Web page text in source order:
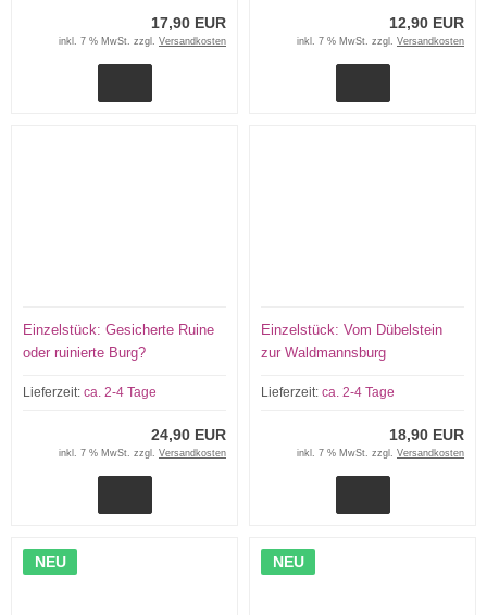
17,90 EUR
inkl. 7 % MwSt. zzgl. Versandkosten
12,90 EUR
inkl. 7 % MwSt. zzgl. Versandkosten
Einzelstück: Gesicherte Ruine
oder ruinierte Burg?
Lieferzeit: ca. 2-4 Tage
24,90 EUR
inkl. 7 % MwSt. zzgl. Versandkosten
Einzelstück: Vom Dübelstein
zur Waldmannsburg
Lieferzeit: ca. 2-4 Tage
18,90 EUR
inkl. 7 % MwSt. zzgl. Versandkosten
NEU NEU